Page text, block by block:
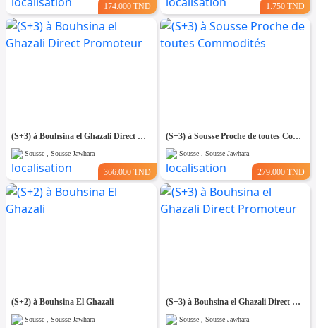
174.000 TND 1.750 TND
(S+3) à Bouhsina el Ghazali Direct Promoteur
Sousse , Sousse Jawhara
366.000 TND
(S+3) à Sousse Proche de toutes Commodités
Sousse , Sousse Jawhara
279.000 TND
(S+2) à Bouhsina El Ghazali
Sousse , Sousse Jawhara
(S+3) à Bouhsina el Ghazali Direct Promoteur
Sousse , Sousse Jawhara